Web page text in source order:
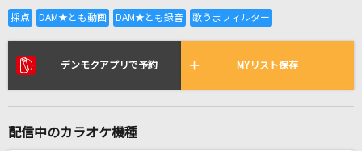
全国りれき
リアルタイムで歌われている曲の一覧
デンモクアプリで予約 MYリスト保存
配信中のカラオケ機種